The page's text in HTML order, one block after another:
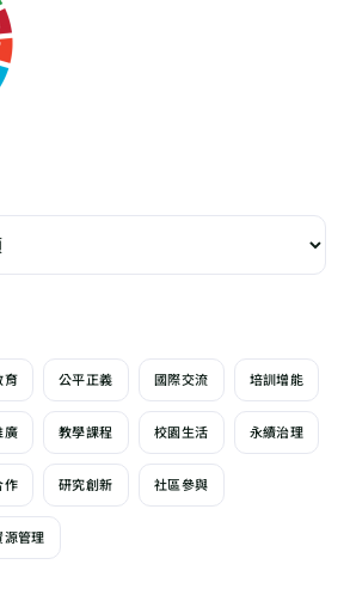
育 公平正義 國際交流 培訓增能
廣 教學課程 校園生活 永續治理
作 研究創新 社區參與
源管理